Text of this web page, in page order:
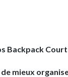
Backpack
mieux